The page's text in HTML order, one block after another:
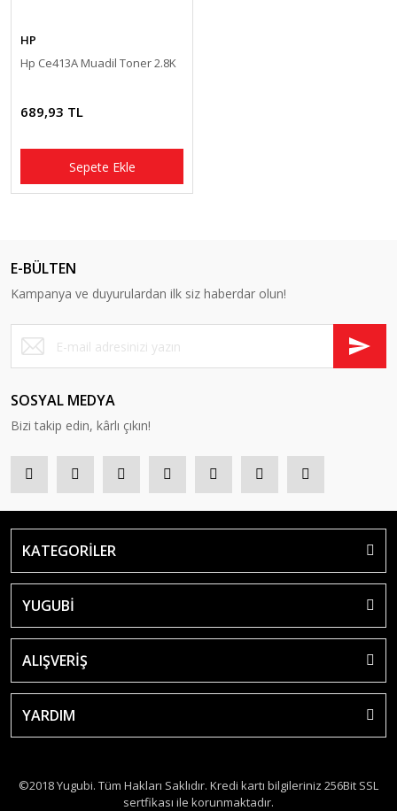
HP
Hp Ce413A Muadil Toner 2.8K
689,93 TL
Sepete Ekle
E-BÜLTEN
Kampanya ve duyurulardan ilk siz haberdar olun!
SOSYAL MEDYA
Bizi takip edin, kârlı çıkın!
KATEGORİLER
YUGUBİ
ALIŞVERİŞ
YARDIM
©2018 Yugubi. Tüm Hakları Saklıdır. Kredi kartı bilgileriniz 256Bit SSL
sertfikası ile korunmaktadır.